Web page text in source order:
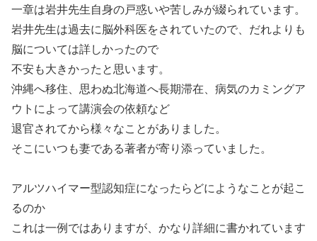
一章は岩井先生自身の戸惑いや苦しみが綴られています。
岩井先生は過去に脳外科医をされていたので、だれよりも
脳については詳しかったので
不安も大きかったと思います。
沖縄へ移住、思わぬ北海道へ長期滞在、病気のカミングア
ウトによって講演会の依頼など
退官されてから様々なことがありました。
そこにいつも妻である著者が寄り添っていました。
アルツハイマー型認知症になったらどにようなことが起こ
るのか
これは一例ではありますが、かなり詳細に書かれています